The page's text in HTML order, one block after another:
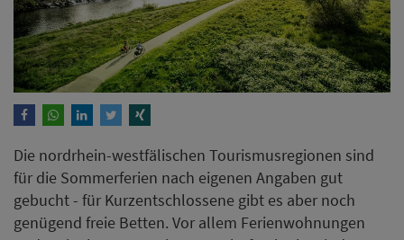
gefragt.
Weiterlesen
ANZEIGE
Kann eine günstige
Hotelwebsite am Ende die
teuerste sein?